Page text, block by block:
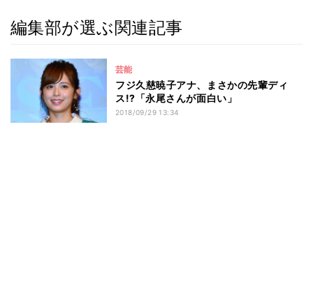
編集部が選ぶ関連記事
芸能
フジ久慈暁子アナ、まさかの先輩ディ
ス!?「永尾さんが面白い」
2018/09/29 13:34